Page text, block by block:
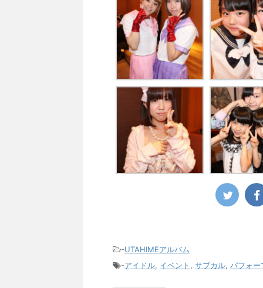
-UTAHIMEアルバム
-アイドル, イベント , サブカル, パフォー